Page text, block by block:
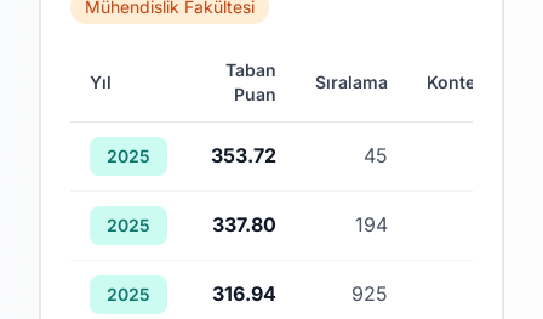
Mühendislik Fakültesi
Yıl
Taban
Puan
Sıralama Kontenjan
2025 353.72 45
2025 337.80 194
2025 316.94 925